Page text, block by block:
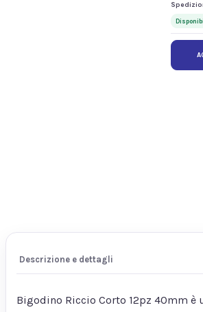
Descrizione e dettagli
Bigodino Riccio Corto 12pz 40mm è